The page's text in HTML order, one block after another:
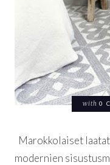
with 0
Marokkolaiset
modernien